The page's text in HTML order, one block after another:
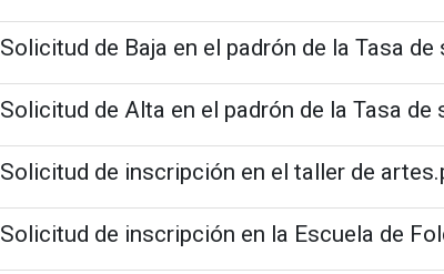
Solicitud de Baja en el padrón de la Tasa
Solicitud de Alta en el padrón de la Tasa
Solicitud de inscripción en el taller de
Solicitud de inscripción en la Escuela de